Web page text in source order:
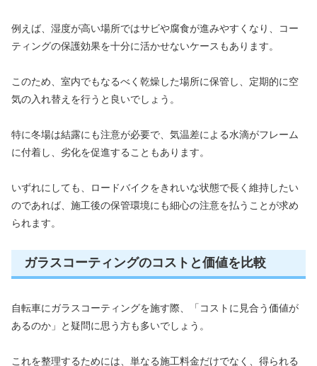
例えば、湿度が高い場所ではサビや腐食が進みやすくなり、コー
ティングの保護効果を十分に活かせないケースもあります。
このため、室内でもなるべく乾燥した場所に保管し、定期的に空
気の入れ替えを行うと良いでしょう。
特に冬場は結露にも注意が必要で、気温差による水滴がフレーム
に付着し、劣化を促進することもあります。
いずれにしても、ロードバイクをきれいな状態で長く維持したい
のであれば、施工後の保管環境にも細心の注意を払うことが求め
られます。
ガラスコーティングのコストと価値を比較
自転車にガラスコーティングを施す際、「コストに見合う価値が
あるのか」と疑問に思う方も多いでしょう。
これを整理するためには、単なる施工料金だけでなく、得られる